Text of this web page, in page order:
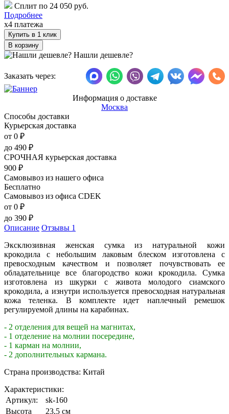
Сплит по 24 050 руб.
Подробнее
x4 платежа
Купить в 1 клик
Нашли дешевле?
Заказать через:
Информация о доставке
Москва
Способы доставки
Курьерская доставка
от 0 ₽
до 490 ₽
СРОЧНАЯ курьерская доставка
900 ₽
Самовывоз из нашего офиса
Бесплатно
Самовывоз из офиса CDEK
от 0 ₽
до 390 ₽
Описание Отзывы 1
Эксклюзивная женская сумка из натуральной кожи
крокодила с небольшим лаковым блеском изготовлена с
превосходным качеством и позволяет почувствовать ее
обладательнице все благородство кожи крокодила. Сумка
изготовлена из шкурки с живота молодого сиамского
крокодила, а изнутри используется превосходная натуральная
кожа теленка. В комплекте идет наплечный ремешок
регулируемой длины на карабинах.
- 2 отделения для вещей на магнитах,
- 1 отделение на молнии посередине,
- 1 карман на молнии,
- 2 дополнительных кармана.
Страна производства: Китай
Характеристики:
Артикул:
sk-160
Высота
23,5 см